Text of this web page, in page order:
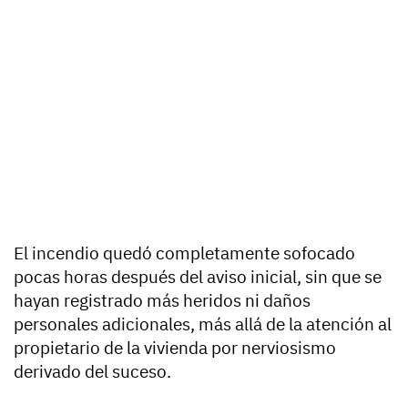
El incendio quedó completamente sofocado
pocas horas después del aviso inicial, sin que se
hayan registrado más heridos ni daños
personales adicionales, más allá de la atención al
propietario de la vivienda por nerviosismo
derivado del suceso.